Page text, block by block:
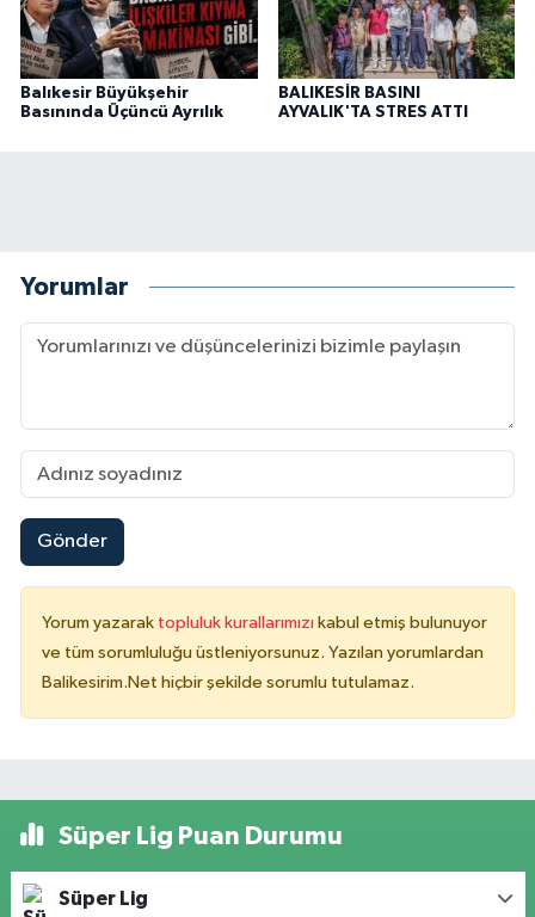
Balıkesir Büyükşehir
Basınında Üçüncü Ayrılık
BALIKESİR BASINI
AYVALIK'TA STRES ATTI
Yorumlar
Gönder
Yorum yazarak topluluk kurallarımızı kabul etmiş bulunuyor
ve tüm sorumluluğu üstleniyorsunuz. Yazılan yorumlardan
Balikesirim.Net hiçbir şekilde sorumlu tutulamaz.
Süper Lig Puan Durumu
Süper Lig